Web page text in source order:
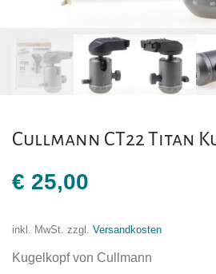
Cullmann CT22 Titan
€ 25,00
inkl. MwSt. zzgl. Versandkosten
Kugelkopf von Cullmann